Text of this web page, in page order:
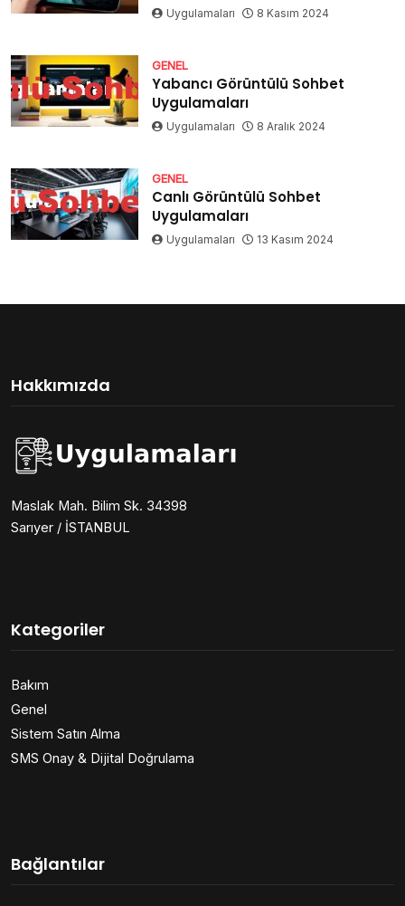
Uygulamaları 8 Kasım 2024
GENEL
Yabancı Görüntülü Sohbet
Uygulamaları
Uygulamaları 8 Aralık 2024
GENEL
Canlı Görüntülü Sohbet
Uygulamaları
Uygulamaları 13 Kasım 2024
Hakkımızda
Maslak Mah. Bilim Sk. 34398
Sarıyer / İSTANBUL
Kategoriler
Bakım
Genel
Sistem Satın Alma
SMS Onay & Dijital Doğrulama
Bağlantılar